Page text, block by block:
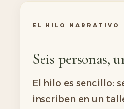
EL HILO NARRATIVO
Seis personas,
El hilo es sencillo:
inscriben en un